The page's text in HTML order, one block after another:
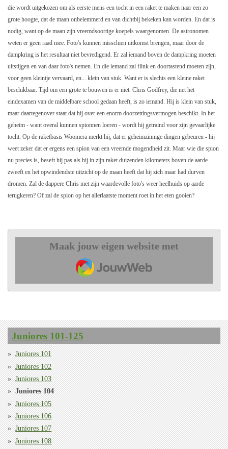
die wordt uitgekozen om als eerste mens een tocht in een raket te maken naar een zo
grote hoogte, dat de maan onbelemmerd en van dichtbij bekeken kan worden. En dat is
nodig, want op de maan zijn vreemdsoortige koepels waargenomen. De astronomen
weten er geen raad mee. Foto's kunnen misschien uitkomst brengen, maar door de
dampkring is het resultaat niet bevredigend. Er zal iemand boven de dampkring moeten
uitstijgen en van daar foto's nemen. En die iemand zal flink en doortastend moeten zijn,
voor geen kleintje vervaard, en... klein van stuk. Want er is slechts een kleine raket
beschikbaar. Tijd om een grote te bouwen is er niet. Chris Godfrey, die net het
eindexamen van de middelbare school gedaan heeft, is zo iemand. Hij is klein van stuk,
maar daartegenover staat dat hij over een enorm doorzettingsvermogen beschikt. In het
geheim - want overal kunnen spionnen loeren - wordt hij getraind voor zijn gevaarlijke
tocht. Op de raketbasis Woomera merkt hij, dat er geheimzinnige dingen gebeuren - hij
weet zeker dat er ergens een spion van een vreemde mogendheid zit. Maar wie die spion
nu precies is, beseft hij pas als hij in zijn raket duizenden kilometers boven de aarde
zweeft en het opwindendste uitzicht op de maan heeft dat hij zich maar had durven
dromen. Zal de dappere Chris met zijn waardevolle foto's weer heelhuids op aarde
terugkeren? Of zal de spion op het allerlaatste moment roet in het eten gooien?
Maak jouw eigen website met
JouwWeb
Juniores 101-125
Juniores 101
Juniores 102
Juniores 103
Juniores 104
Juniores 105
Juniores 106
Juniores 107
Juniores 108